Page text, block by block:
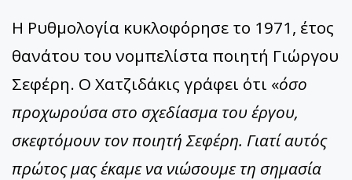
Η Ρυθμολογία κυκλοφόρησε το 1971, έτος
θανάτου του νομπελίστα ποιητή Γιώργου
Σεφέρη. Ο Χατζιδάκις γράφει ότι «όσο
προχωρούσα στο σχεδίασμα του έργου,
σκεφτόμουν τον ποιητή Σεφέρη. Γιατί αυτός
πρώτος μας έκαμε να νιώσουμε τη σημασία